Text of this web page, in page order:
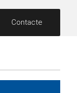
Contacte